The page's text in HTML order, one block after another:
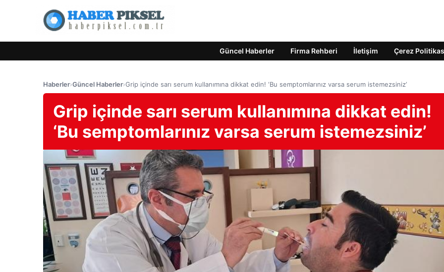
Güncel Haberler Firma Rehberi İletişim Çerez
Haberler›Güncel Haberler›Grip içinde sarı serum kullanımına dikkat edin! ‘Bu semptomlarınız varsa serum istemezsiniz’
Grip içinde sarı serum kullanımına dikkat edin!
‘Bu semptomlarınız varsa serum istemezsiniz’